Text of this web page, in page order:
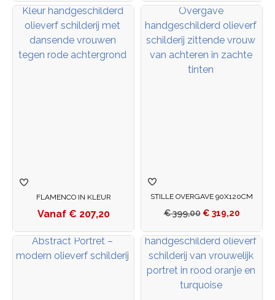
FLAMENCO IN KLEUR
€ 207,20
STILLE OVERGAVE 90X120CM
€399,00 € 319,20